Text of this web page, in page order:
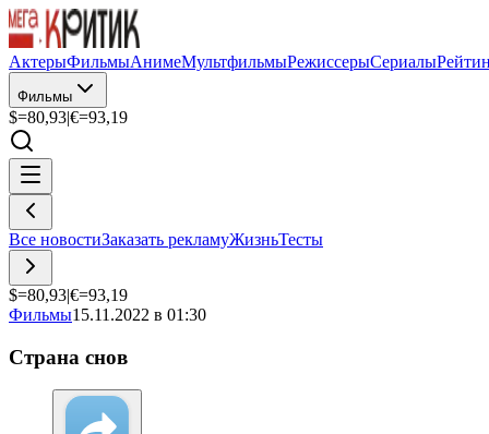
АктерыФильмыАнимеМультфильмыРежиссерыСериалы
Фильмы
$=80,93|€=93,19
Все новостиЗаказать рекламуЖизньТесты
$=80,93|€=93,19
Фильмы15.11.2022 в 01:30
Страна снов